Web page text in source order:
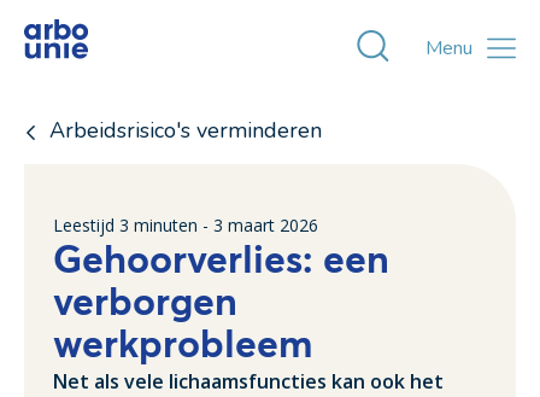
Toggle
Menu
Arbeidsrisico's verminderen
Leestijd 3 minuten - 3 maart 2026
Gehoorverlies: een
verborgen
werkprobleem
Net als vele lichaamsfuncties kan ook het